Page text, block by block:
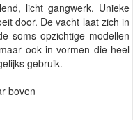
licht gangwerk. Unieke
door. De vacht laat zich in
soms opzichtige modellen
ook in vormen die heel
gebruik.
boven